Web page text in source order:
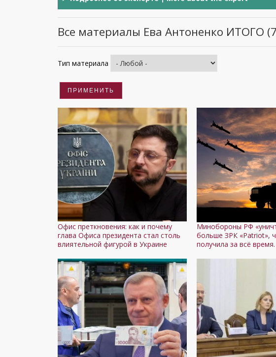
Все материалы Ева Антоненко ИТОГО
Тип материала
Офис преткновения: как и почему
глава Офиса президента стал столь
влиятельной фигурой в Украине
Минобороны РФ
больше ЗРК «Patriot»,
получила за всё время.